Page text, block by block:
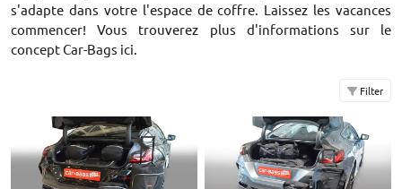
s'adapte dans votre l'espace de coffre. Laissez les vacances
commencer! Vous trouverez plus d'informations sur le
concept Car-Bags ici.
Filter